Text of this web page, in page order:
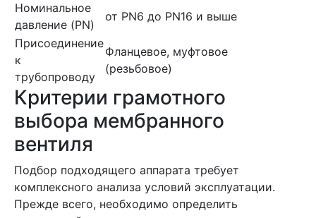
Номинальное
давление (PN)
от PN6 до PN16 и выше
Присоединение
к
трубопроводу
Фланцевое, муфтовое
(резьбовое)
Критерии грамотного
выбора мембранного
вентиля
Подбор подходящего аппарата требует
комплексного анализа условий эксплуатации.
Прежде всего, необходимо определить